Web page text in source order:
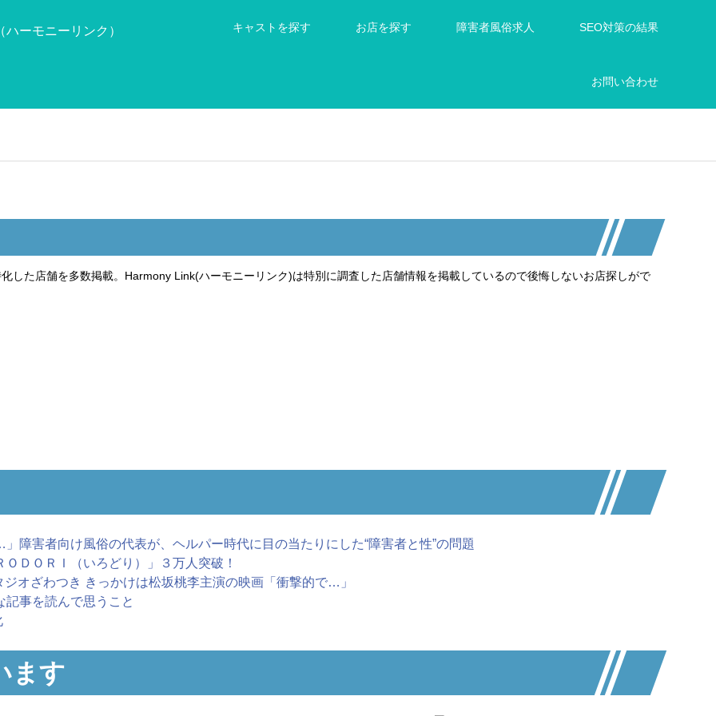
キャストを探す お店を探す 障害者風俗求人 SEO対策の結果
お問い合わせ
した店舗を多数掲載。Harmony Link(ハーモニーリンク)は特別に調査した店舗情報を掲載しているので後悔しないお店探しがで
障害者向け風俗の代表が、ヘルパー時代に目の当たりにした“障害者と性”の問題
ＤＯＲＩ（いろどり）」３万人突破！
オざわつき きっかけは松坂桃李主演の映画「衝撃的で…」
事を読んで思うこと
ます